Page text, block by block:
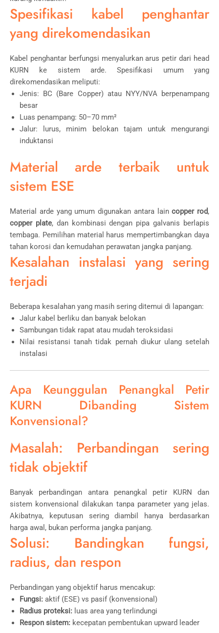
Spesifikasi kabel penghantar
yang direkomendasikan
Kabel penghantar berfungsi menyalurkan arus petir dari head
KURN ke sistem arde. Spesifikasi umum yang
direkomendasikan meliputi:
Jenis: BC (Bare Copper) atau NYY/NVA berpenampang
besar
Luas penampang: 50–70 mm²
Jalur: lurus, minim belokan tajam untuk mengurangi
induktansi
Material arde terbaik untuk
sistem ESE
Material arde yang umum digunakan antara laincopper rod,
copper plate, dan kombinasi dengan pipa galvanis berlapis
tembaga. Pemilihan material harus mempertimbangkan daya
tahan korosi dan kemudahan perawatan jangka panjang.
Kesalahan instalasi yang sering
terjadi
Beberapa kesalahan yang masih sering ditemui di lapangan:
Jalur kabel berliku dan banyak belokan
Sambungan tidak rapat atau mudah teroksidasi
Nilai resistansi tanah tidak pernah diukur ulang setelah
instalasi
Apa Keunggulan Penangkal Petir
KURN Dibanding Sistem
Konvensional?
Masalah: Perbandingan sering
tidak objektif
Banyak perbandingan antara penangkal petir KURN dan
sistem konvensional dilakukan tanpa parameter yang jelas.
Akibatnya, keputusan sering diambil hanya berdasarkan
harga awal, bukan performa jangka panjang.
Solusi: Bandingkan fungsi,
radius, dan respon
Perbandingan yang objektif harus mencakup:
Fungsi: aktif (ESE) vs pasif (konvensional)
Radius proteksi: luas area yang terlindungi
Respon sistem: kecepatan pembentukan upward leader